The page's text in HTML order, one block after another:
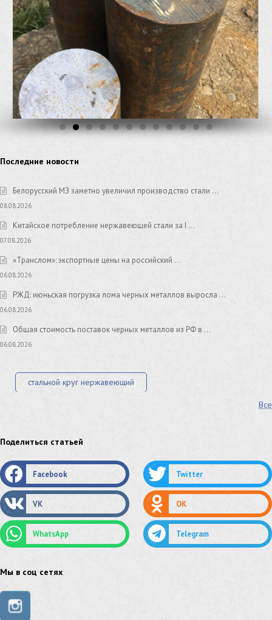
Последние новости
Белорусский МЗ заметно увеличил производство стали …
08.08.2026
Китайское потребление нержавеющей стали за I …
07.08.2026
«Транслом»: экспортные цены на российский …
06.08.2026
РЖД: июньская погрузка лома черных металлов выросла …
06.08.2026
Общая стоимость поставок черных металлов из РФ в …
06.08.2026
стальной круг нержавеющий
труба оцинкованная труба нержавеющая
труба стальная сетка нержавеющая
сетка оцинкованная сетка стальная
сетка из нержавеющей стали
швеллер стальной
швеллер нержавеющий
Все
Поделиться статьей
Facebook Twitter
VK OK
WhatsApp Telegram
Мы в соц сетях